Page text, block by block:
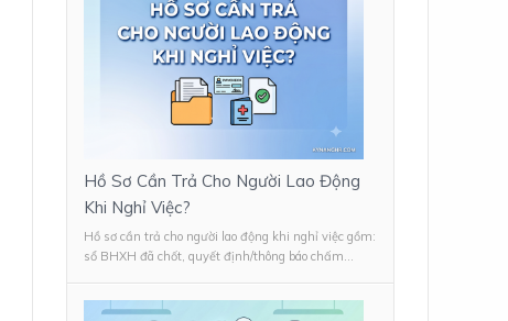
Hồ Sơ Cần Trả Cho Người Lao Động
Khi Nghỉ Việc?
Hồ sơ cần trả cho người lao động khi nghỉ việc gồm:
sổ BHXH đã chốt, quyết định/thông báo chấm...